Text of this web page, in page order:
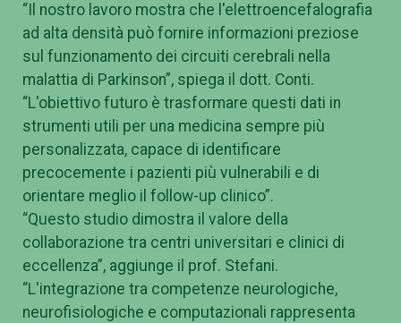
“Il nostro lavoro mostra che l'elettroencefalografia
ad alta densità può fornire informazioni preziose
sul funzionamento dei circuiti cerebrali nella
malattia di Parkinson”, spiega il dott. Conti.
“L'obiettivo futuro è trasformare questi dati in
strumenti utili per una medicina sempre più
personalizzata, capace di identificare
precocemente i pazienti più vulnerabili e di
orientare meglio il follow-up clinico”.
“Questo studio dimostra il valore della
collaborazione tra centri universitari e clinici di
eccellenza”, aggiunge il prof. Stefani.
“L'integrazione tra competenze neurologiche,
neurofisiologiche e computazionali rappresenta